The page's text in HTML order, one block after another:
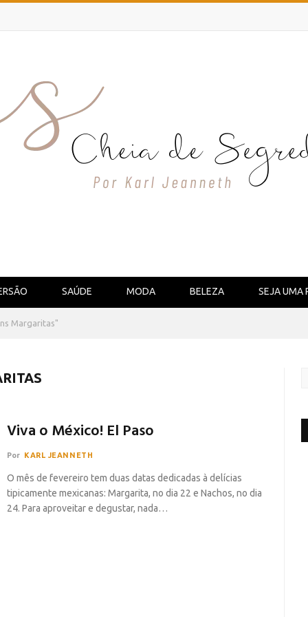
SAÚDE MODA BELEZA SEJA UMA
Margaritas"
Viva o México! El Paso
Por KARL JEANNETH
O mês de fevereiro tem duas datas dedicadas à delícias
tipicamente mexicanas: Margarita, no dia 22 e Nachos, no dia
24. Para aproveitar e degustar, nada…